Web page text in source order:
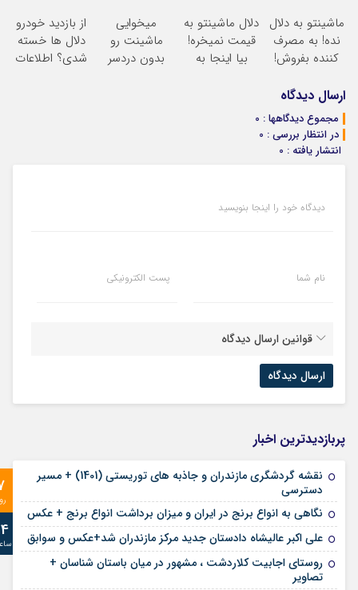
ماشینتو به دلال
نده! به مصرف
کننده بفروش!
یک تماس
دلال ماشینتو به
قیمت نمیخره!
بیا اینجا به
میخوایی
ماشینت رو
بدون دردسر
از بازدید خودرو
دلال ها خسته
شدی؟ اطلاعات
ارسال دیدگاه
مجموع دیدگاهها : 0
در انتظار بررسی : 0
انتشار یافته : 0
دیدگاه خود را اینجا بنویسید
نام شما پست الکترونیکی
قوانین ارسال دیدگاه
پربازدیدترین اخبار
نقشه گردشگری مازندران و جاذبه های توریستی (1401) + مسیر
دسترسی
نگاهی به انواع برنج در ایران و میزان برداشت انواع برنج + عکس
علی‌ اکبر عالیشاه دادستان جدید مرکز مازندران شد+عکس و سوابق
روستای اجابیت کلاردشت ، مشهور در میان باستان شناسان +
تصاویر